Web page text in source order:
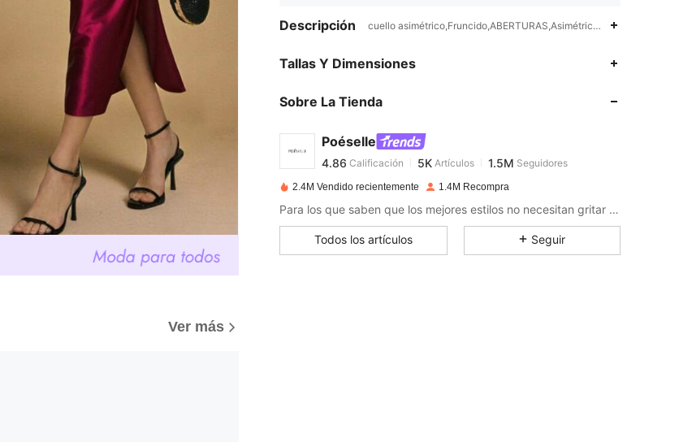
Ver más
Descripción cuello asimétrico,Fruncido,ABERTURAS,Asimétrico,Elástico Alto
Tallas Y Dimensiones
Sobre La Tienda
Poéselle
4.86
4.86
Calificación 5K
m***5seguidoHace 30 minutos
4.86 5K 1.5M
2.4M Vendido recientemente 1.4M Recompra
Para los que saben que los mejores estilos no necesitan gritar para ser escuchados.
Todos los artículos Seguir